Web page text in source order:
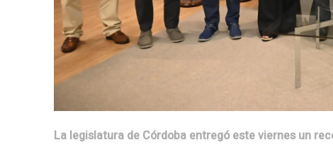
La legislatura de Córdoba entregó este viernes un